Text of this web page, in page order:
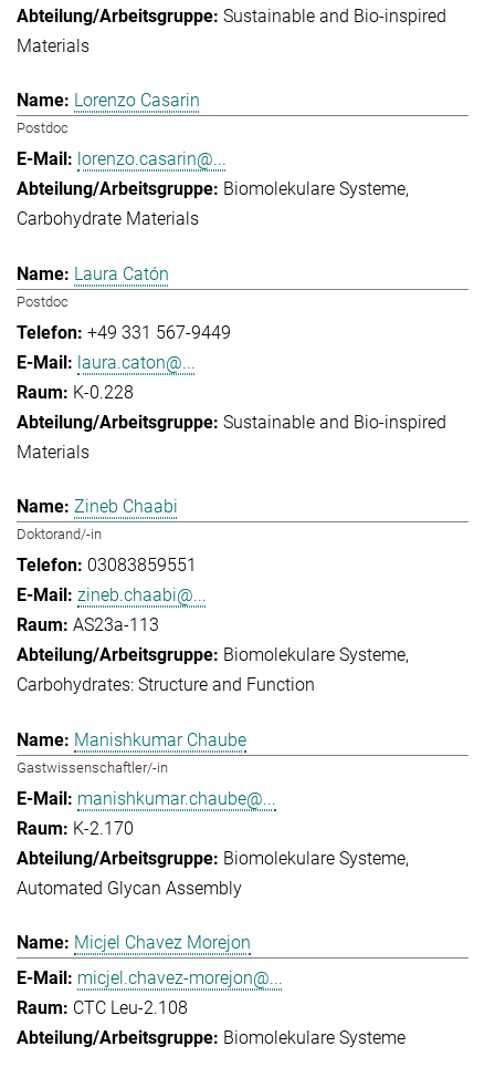
Sustainable and Bio-inspired
Materials
Lorenzo Casarin
Postdoc
lorenzo.casarin@...
Biomolekulare Systeme
Carbohydrate Materials
Laura Catón
Postdoc
+49 331 567-9449
laura.caton@...
K-0.228
Sustainable and Bio-inspired
Materials
Zineb Chaabi
Doktorand/-in
03083859551
zineb.chaabi@...
AS23a-113
Biomolekulare Systeme
Carbohydrates: Structure and Function
Manishkumar Chaube
Gastwissenschaftler/-in
manishkumar.chaube@...
K-2.170
Biomolekulare Systeme
Automated Glycan Assembly
Micjel Chavez Morejon
micjel.chavez-morejon@...
CTC Leu-2.108
Biomolekulare Systeme